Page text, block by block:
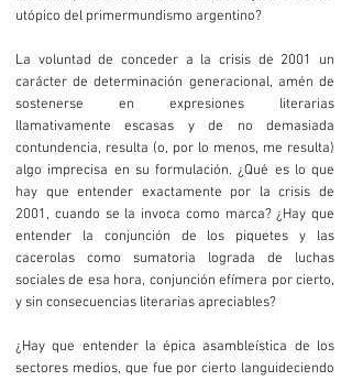
utópico del primermundismo argentino?
La voluntad de conceder a la crisis de 2001 un
carácter de determinación generacional, amén de
sostenerse en expresiones literarias
llamativamente escasas y de no demasiada
contundencia, resulta (o, por lo menos, me resulta)
algo imprecisa en su formulación. ¿Qué es lo que
hay que entender exactamente por la crisis de
2001, cuando se la invoca como marca? ¿Hay que
entender la conjunción de los piquetes y las
cacerolas como sumatoria lograda de luchas
sociales de esa hora, conjunción efímera por cierto,
y sin consecuencias literarias apreciables?
¿Hay que entender la épica asambleística de los
sectores medios, que fue por cierto languideciendo